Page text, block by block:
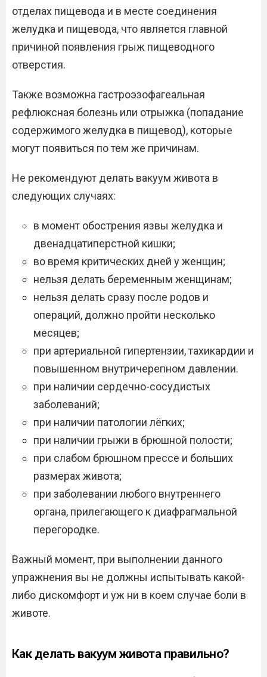
отделах пищевода и в месте соединения
желудка и пищевода, что является главной
причиной появления грыж пищеводного
отверстия.
Также возможна гастроэзофагеальная
рефлюксная болезнь или отрыжка (попадание
содержимого желудка в пищевод), которые
могут появиться по тем же причинам.
Не рекомендуют делать вакуум живота в
следующих случаях:
в момент обострения язвы желудка и
двенадцатиперстной кишки;
во время критических дней у женщин;
нельзя делать беременным женщинам;
нельзя делать сразу после родов и
операций, должно пройти несколько
месяцев;
при артериальной гипертензии, тахикардии и
повышенном внутричерепном давлении.
при наличии сердечно-сосудистых
заболеваний;
при наличии патологии лёгких;
при наличии грыжи в брюшной полости;
при слабом брюшном прессе и больших
размерах живота;
при заболевании любого внутреннего
органа, прилегающего к диафрагмальной
перегородке.
Важный момент, при выполнении данного
упражнения вы не должны испытывать какой-
либо дискомфорт и уж ни в коем случае боли в
животе.
Как делать вакуум живота правильно?